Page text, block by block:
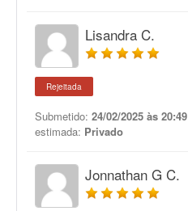
Lisandra C.
Rejeitada
Submetido: 24/02/2025 às 20:49
estimada: Privado
Jonnathan G C.